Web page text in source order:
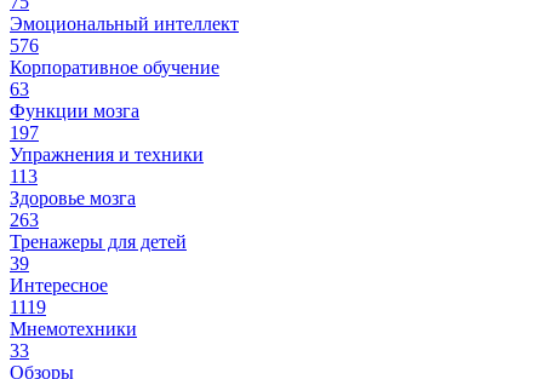
Эмоциональный интеллект
576
Корпоративное обучение
63
Функции мозга
197
Упражнения и техники
113
Здоровье мозга
263
Тренажеры для детей
39
Интересное
1119
Мнемотехники
33
Обзоры